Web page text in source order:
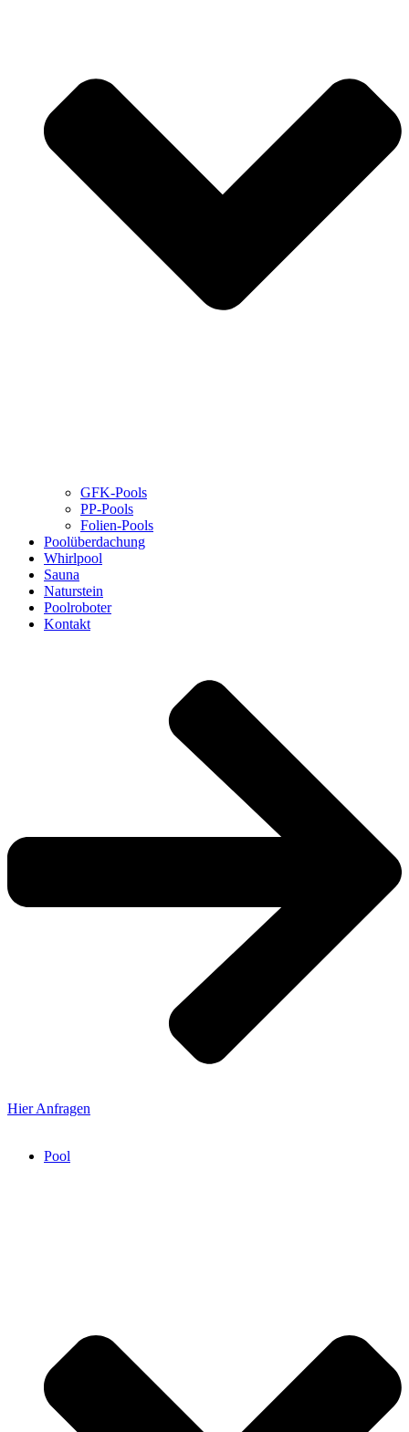
GFK-Pools
PP-Pools
Folien-Pools
Poolüberdachung
Whirlpool
Sauna
Naturstein
Poolroboter
Kontakt
Hier Anfragen
Pool